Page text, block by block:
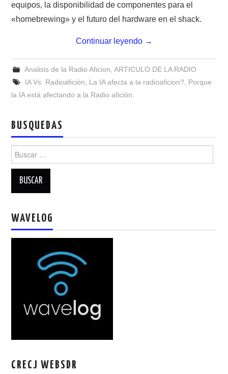
equipos, la disponibilidad de componentes para el
«homebrewing» y el futuro del hardware en el shack.
Continuar leyendo →
Analisis de la Radio Aficion, ARTICULO DE LA RADIO
IA Vs. Radioafición, La IA afecta a la radioaficion?, Porque
la IA está afectando a la Radio afición.
BUSQUEDAS
Buscar:
WAVELOG
CRECJ WEBSDR